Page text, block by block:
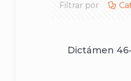
Filtrar por
Dictámen 46-